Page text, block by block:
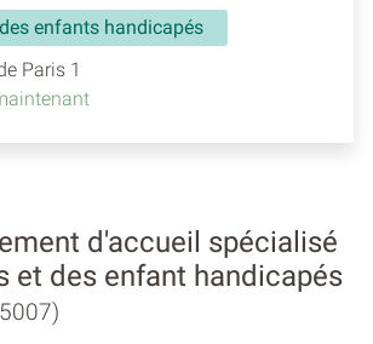
enfants handicapés
Paris 1
d'accueil spécialisé
et des enfant handicapés